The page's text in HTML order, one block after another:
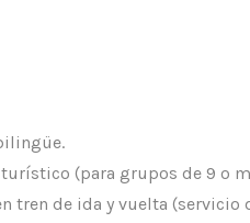
(para grupos de 9 o
tren de ida y vuelta